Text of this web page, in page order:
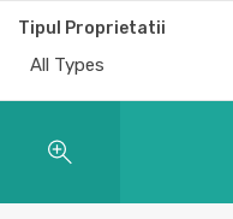
Tipul Proprietatii
All Types